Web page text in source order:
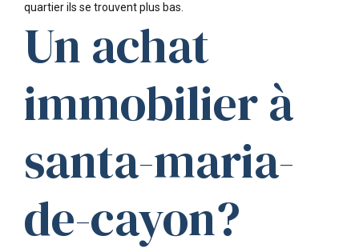
quartier ils se trouvent plus bas.
Un achat
immobilier à
santa-maria-
de-cayon?